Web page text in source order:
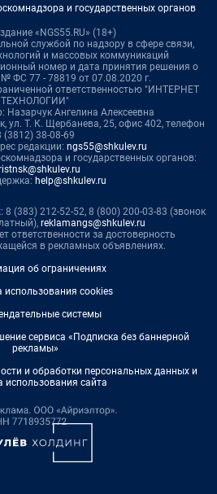
и государственных органов
«NGS55.RU» (18+)
службой по надзору в сфере связи,
и массовых коммуникаций
номер и дата принятия решения о
ФС 77 - 78819 от 07.08.2020 г.
ответственностью "ИНТЕРНЕТ
ТЕХНОЛОГИИ"
Назарчук Ангелина Алексеевна
ул. Т. К. Щербанева, 25, офис 402, телефон
(3812) 38-08-69
редакции: ngs55@shkulev.ru
и государственных органов:
help@shkulev.ru
(383) 212-52-52, 8 (800) 200-03-83 (звонок
reklamangs@shkulev.ru
ответственности за достоверность
в рекламных объявлениях.
об ограничениях
использования cookies
системы
сервиса «Подписка без баннерной
рекламы»
и обработки персональных данных и
использования сайта